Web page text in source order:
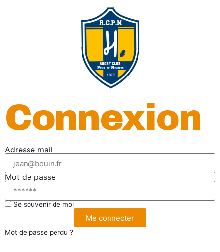
Connexion
Adresse mail
Mot de passe
Se souvenir de moi
Me connecter
Mot de passe perdu ?